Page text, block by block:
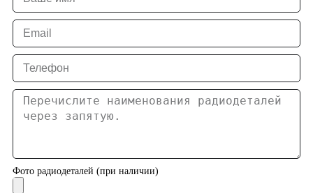
Фото радиодеталей (при наличии)